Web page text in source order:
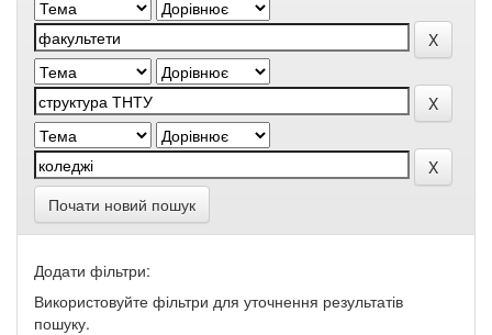
Почати новий пошук
Додати фільтри:
Використовуйте фільтри для уточнення результатів
пошуку.